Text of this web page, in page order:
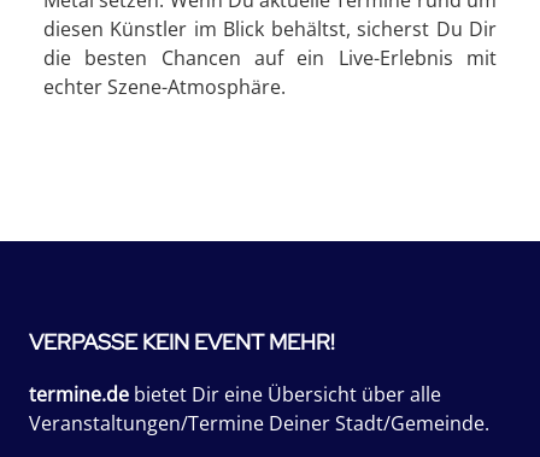
diesen Künstler im Blick behältst, sicherst Du Dir
die besten Chancen auf ein Live-Erlebnis mit
echter Szene-Atmosphäre.
VERPASSE KEIN EVENT MEHR!
termine.de bietet Dir eine Übersicht über alle
Veranstaltungen/Termine Deiner Stadt/Gemeinde.